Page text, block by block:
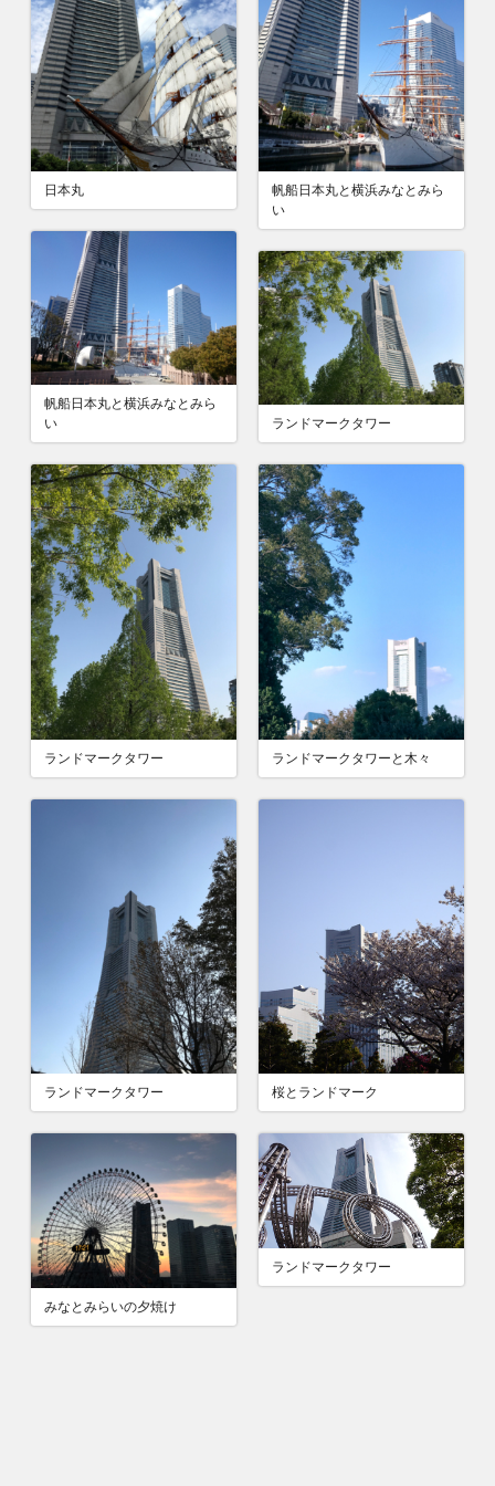
日本丸
帆船日本丸と横浜みなとみら
い
帆船日本丸と横浜みなとみら
い
ランドマークタワー
ランドマークタワー ランドマークタワーと木々
ランドマークタワー 桜とランドマーク
ランドマークタワー
みなとみらいの夕焼け